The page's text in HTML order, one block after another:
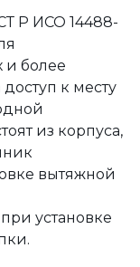
Р ИСО 14488-
и более
к месту
из корпуса,
вытяжной
установке